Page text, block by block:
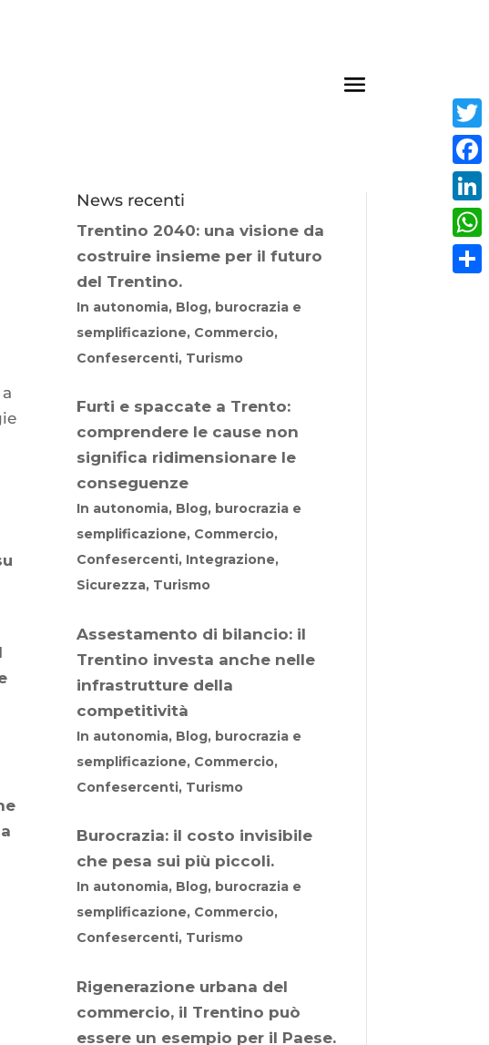
a
News recenti
Trentino 2040: una visione da
costruire insieme per il futuro
del Trentino.
In autonomia, Blog, burocrazia e
semplificazione, Commercio,
Confesercenti, Turismo
Furti e spaccate a Trento:
comprendere le cause non
significa ridimensionare le
conseguenze
In autonomia, Blog, burocrazia e
semplificazione, Commercio,
Confesercenti, Integrazione,
Sicurezza, Turismo
Assestamento di bilancio: il
Trentino investa anche nelle
infrastrutture della
competitività
In autonomia, Blog, burocrazia e
semplificazione, Commercio,
Confesercenti, Turismo
Burocrazia: il costo invisibile
che pesa sui più piccoli.
In autonomia, Blog, burocrazia e
semplificazione, Commercio,
Confesercenti, Turismo
Rigenerazione urbana del
commercio, il Trentino può
essere un esempio per il Paese.